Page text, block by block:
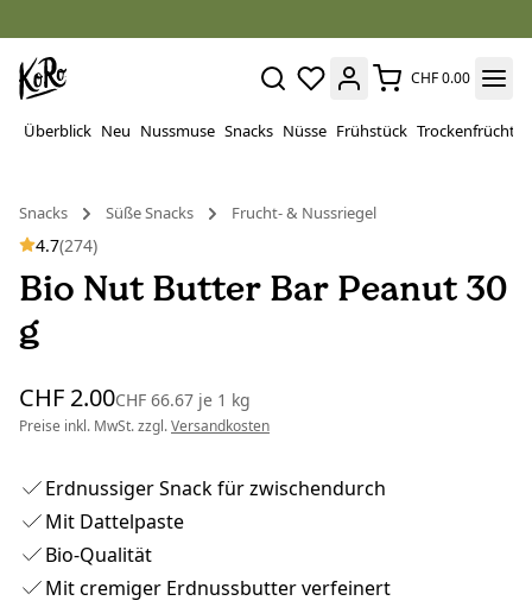
CHF 0.00
Überblick Neu Nussmuse Snacks Nüsse Frühstück Trockenfrüchte
Snacks
Süße Snacks Frucht- & Nussriegel
4.7(274)
Bio Nut Butter Bar Peanut 30
g
CHF 2.00CHF 66.67 je 1 kg
Preise inkl. MwSt. zzgl.Versandkosten
Erdnussiger Snack für zwischendurch
Mit Dattelpaste
Bio-Qualität
Mit cremiger Erdnussbutter verfeinert